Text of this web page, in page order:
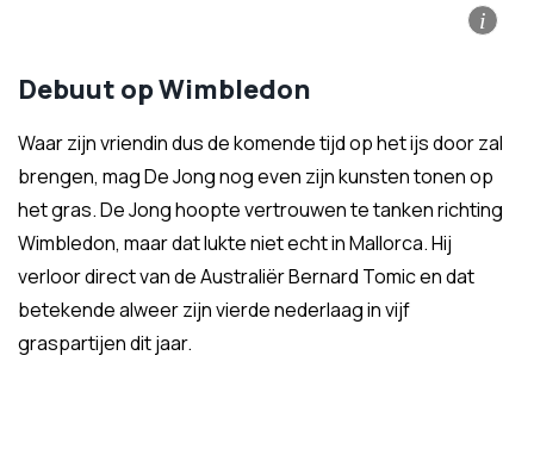
i
Debuut op Wimbledon
Waar zijn vriendin dus de komende tijd op het ijs door zal
brengen, mag De Jong nog even zijn kunsten tonen op
het gras. De Jong hoopte vertrouwen te tanken richting
Wimbledon, maar dat lukte niet echt in Mallorca. Hij
verloor direct van de Australiër Bernard Tomic en dat
betekende alweer zijn vierde nederlaag in vijf
graspartijen dit jaar.